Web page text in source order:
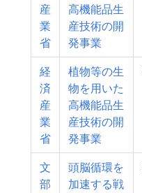
産
業
省
高機能品生
産技術の開
発事業
経
済
産
業
省
植物等の生
物を用いた
高機能品生
産技術の開
発事業
文
部
頭脳循環を
加速する戦